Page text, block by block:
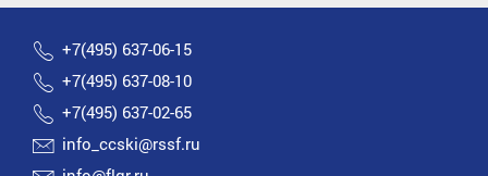
+7(495) 637-06-15
+7(495) 637-08-10
+7(495) 637-02-65
info_ccski@rssf.ru